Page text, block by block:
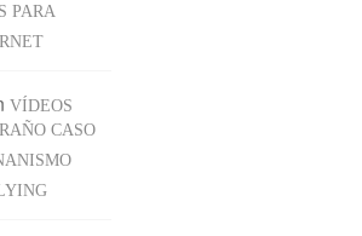
PARA
VÍDEOS
CASO